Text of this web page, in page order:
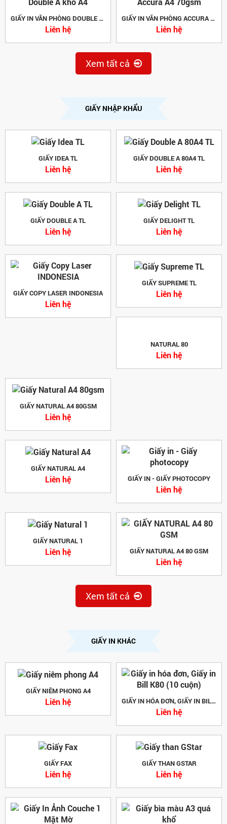
GIẤY IN VĂN PHÒNG DOUBLE A KHỔ A4
Liên hệ
GIẤY IN VĂN PHÒNG ACCURA A4 70GSM
Liên hệ
Xem tất cả
GIẤY NHẬP KHẨU
GIẤY IDEA TL
Liên hệ
GIẤY DOUBLE A 80A4 TL
Liên hệ
GIẤY DOUBLE A TL
Liên hệ
GIẤY DELIGHT TL
Liên hệ
GIẤY COPY LASER INDONESIA
Liên hệ
GIẤY SUPREME TL
Liên hệ
NATURAL 80
Liên hệ
GIẤY NATURAL A4 80GSM
Liên hệ
GIẤY NATURAL A4
Liên hệ GIẤY IN - GIẤY PHOTOCOPY
Liên hệ
GIẤY NATURAL 1
Liên hệ GIẤY NATURAL A4 80 GSM
Liên hệ
Xem tất cả
GIẤY IN KHÁC
GIẤY NIÊM PHONG A4
Liên hệ GIẤY IN HÓA ĐƠN, GIẤY IN BILL K80 (10 CUỘN)
Liên hệ
GIẤY FAX
Liên hệ
GIẤY THAN GSTAR
Liên hệ